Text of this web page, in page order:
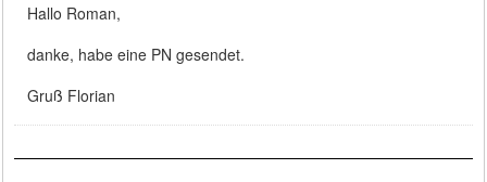
Hallo Roman,
danke, habe eine PN gesendet.
Gruß Florian